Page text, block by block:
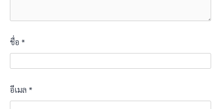
ชื่อ *
อีเมล *